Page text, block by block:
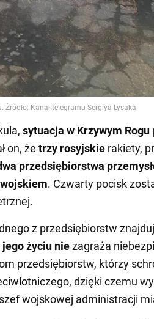
sytuacja w Krzywym Rogu
on, że trzy rosyjskie rakiety,
przedsiębiorstwa
. Czwarty pocisk
z przedsiębiorstw
jego życiu niezagraża
przedsiębiorstw, którzy
dzięki czemu
szef wojskowej administracji